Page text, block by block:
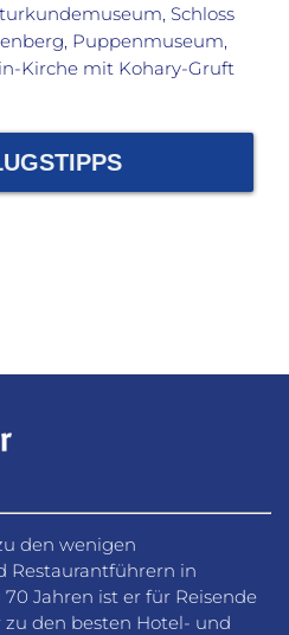
Schloss
Puppenmuseum,
Kirche mit Kohary-Gruft
den wenigen
Restaurantführern in
Jahren ist er für Reisende
den besten Hotel- und